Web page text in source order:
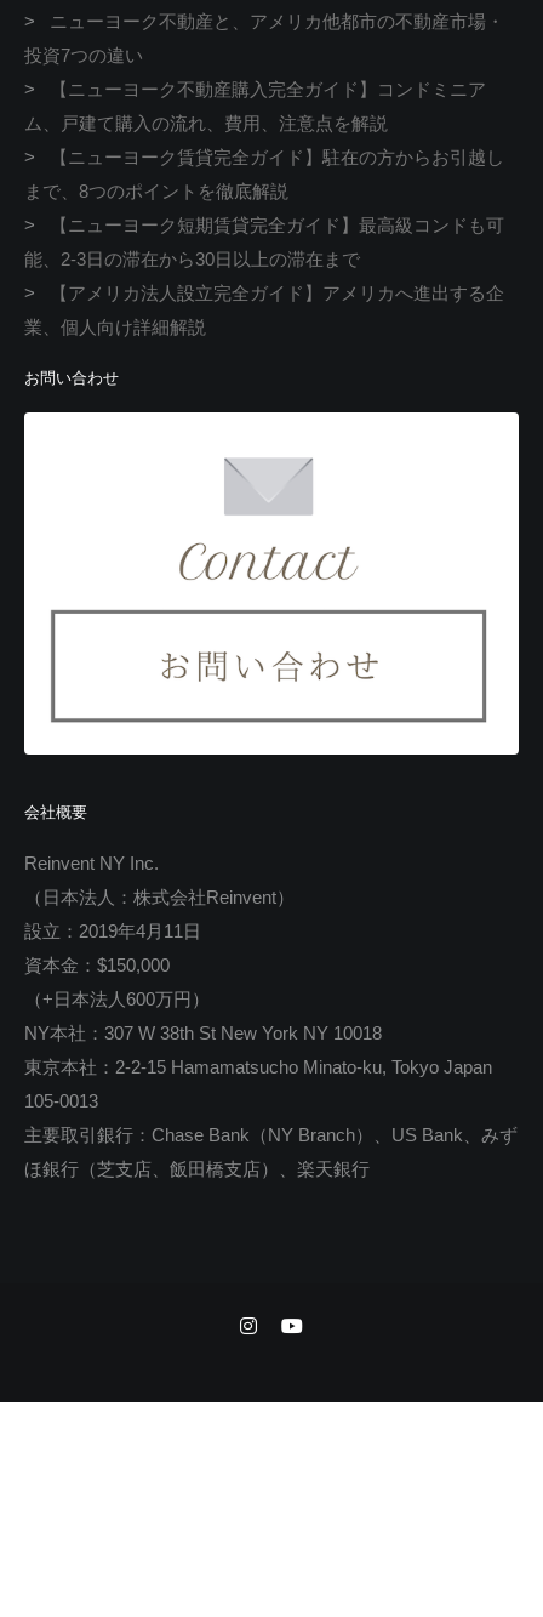
>
ニューヨーク不動産と、アメリカ他都市の不動産市場・
投資7つの違い
>
【ニューヨーク不動産購入完全ガイド】コンドミニア
ム、戸建て購入の流れ、費用、注意点を解説
>
【ニューヨーク賃貸完全ガイド】駐在の方からお引越し
まで、8つのポイントを徹底解説
>
【ニューヨーク短期賃貸完全ガイド】最高級コンドも可
能、2-3日の滞在から30日以上の滞在まで
>
【アメリカ法人設立完全ガイド】アメリカへ進出する企
業、個人向け詳細解説
お問い合わせ
会社概要
Reinvent NY Inc.
（日本法人：株式会社Reinvent）
設立：2019年4月11日
資本金：$150,000
（+日本法人600万円）
NY本社：307 W 38th St New York NY 10018
東京本社：2-2-15 Hamamatsucho Minato-ku, Tokyo Japan
105-0013
主要取引銀行：Chase Bank（NY Branch）、US Bank、みず
ほ銀行（芝支店、飯田橋支店）、楽天銀行